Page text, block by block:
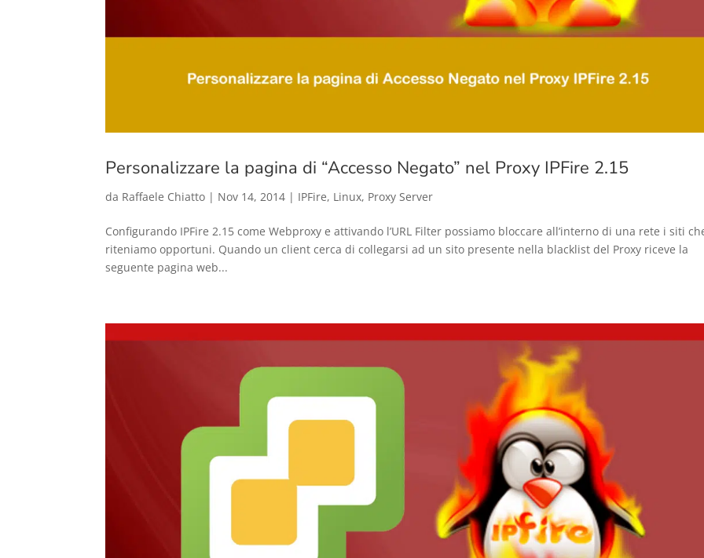
Personalizzare la pagina di “Accesso Negato” nel Proxy IPFire 2.15
da Raffaele Chiatto | Nov 14, 2014 | IPFire, Linux, Proxy Server
Configurando IPFire 2.15 come Webproxy e attivando l’URL Filter possiamo bloccare all’interno di una rete i siti
riteniamo opportuni. Quando un client cerca di collegarsi ad un sito presente nella blacklist del Proxy riceve la
seguente pagina web...